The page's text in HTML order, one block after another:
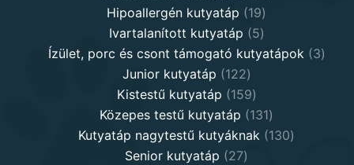
Hipoallergén kutyatáp 1919
products
Ivartalanított kutyatáp 55
products
Ízület, porc és csont támogató kutyatápok 33
Junior kutyatáp 122122
products
Kistestű kutyatáp 159159
products
Közepes testű kutyatáp 131131
products
Kutyatáp nagytestű kutyáknak 130130
Senior kutyatáp 2727